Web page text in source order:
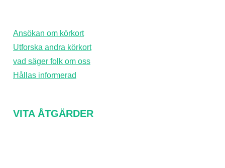
Ansökan om körkort
Utforska andra körkort
vad säger folk om oss
Hållas informerad
VITA ÅTGÄRDER